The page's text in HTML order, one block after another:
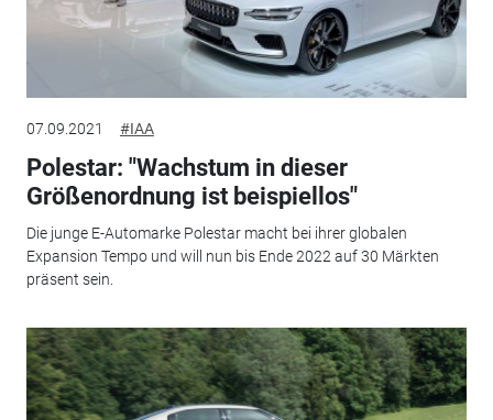
07.09.2021 #IAA
Polestar: "Wachstum in dieser
Größenordnung ist beispiellos"
Die junge E-Automarke Polestar macht bei ihrer globalen
Expansion Tempo und will nun bis Ende 2022 auf 30 Märkten
präsent sein.